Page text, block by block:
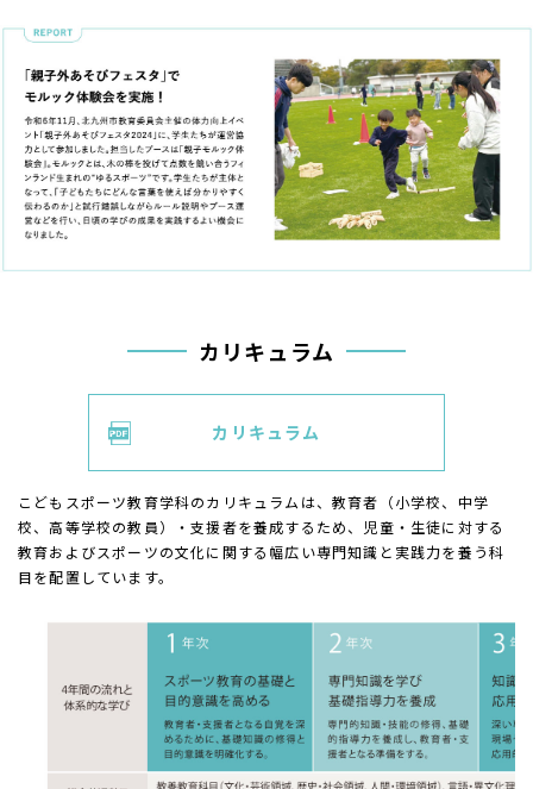
カリキュラム
カリキュラム
こどもスポーツ教育学科のカリキュラムは、教育者（小学校、中学
校、高等学校の教員）・支援者を養成するため、児童・生徒に対する
教育およびスポーツの文化に関する幅広い専門知識と実践力を養う科
目を配置しています。